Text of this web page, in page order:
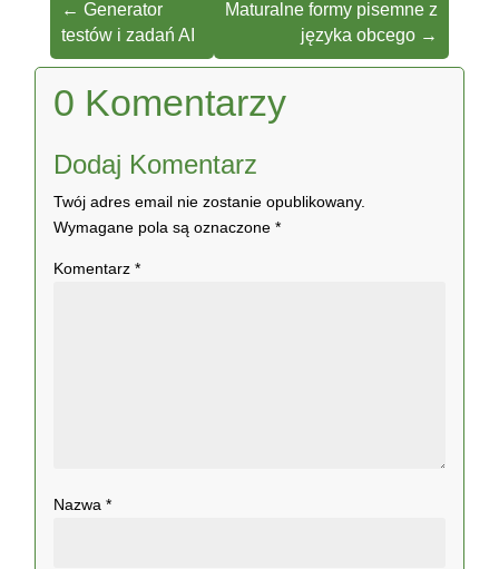
← Generator
testów i zadań AI
Maturalne formy pisemne z
języka obcego →
0 Komentarzy
Dodaj Komentarz
Twój adres email nie zostanie opublikowany.
Wymagane pola są oznaczone*
Komentarz*
Nazwa*